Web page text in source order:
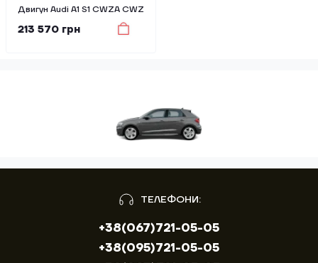
Двигун Audi A1 S1 CWZA CWZ
213 570 грн
ТЕЛЕФОНИ:
+38(067)721-05-05
+38(095)721-05-05